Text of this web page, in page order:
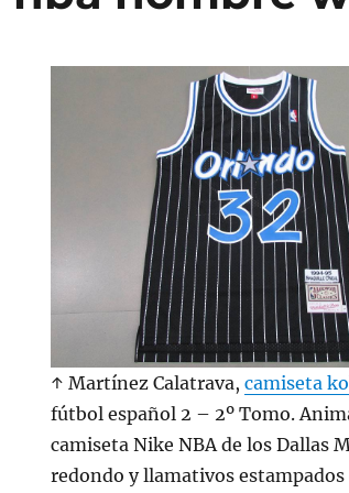
↑ Martínez Calatrava,camiseta
fútbol español 2 – 2º Tomo.
camiseta Nike NBA de los Dallas
redondo y llamativos